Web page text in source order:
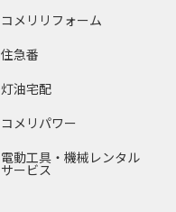
コメリリフォーム
住急番
灯油宅配
コメリパワー
電動工具・機械レンタル
サービス